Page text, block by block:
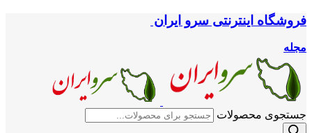
فروشگاه اینترنتی سرو ایران
مجله
جستجوی محصولات